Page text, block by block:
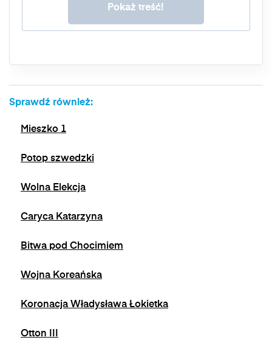
przetwarzania, prawo do przenoszenia danych,
bez wpływu na zgodność z prawem
jest możliwe poprzez kontakt z Administratorem
naciśniecie przycisku "wypisz się" znajdującego
Sprawdź również:
Mieszko 1
Potop szwedzki
Wolna Elekcja
Caryca Katarzyna
Bitwa pod Chocimiem
Wojna Koreańska
Koronacja Władysława Łokietka
Otton III